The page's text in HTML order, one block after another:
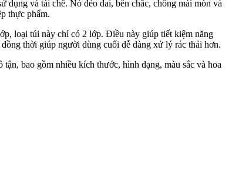
dụng và tái chế. Nó dẻo dai, bền chắc, chống mài mòn và
thực phẩm.
loại túi này chỉ có 2 lớp. Điều này giúp tiết kiệm năng
thời giúp người dùng cuối dễ dàng xử lý rác thải hơn.
bao gồm nhiều kích thước, hình dạng, màu sắc và hoa